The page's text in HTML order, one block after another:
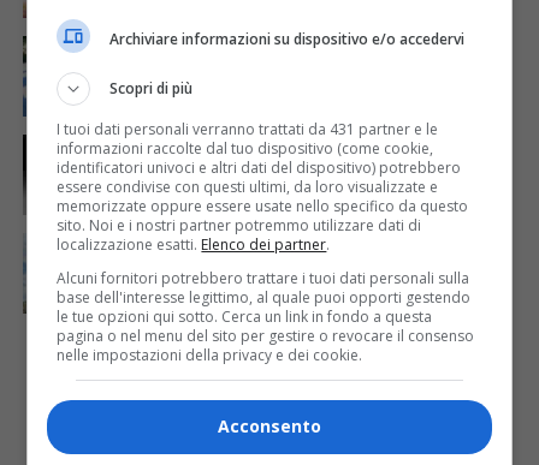
CRONACA & ATTUALITÀ 5 giorni fa
61 saranno assegnati a Trieste
CRONACA & ATTUALITÀ 3 giorni fa
Due terremoti in poche ore scuotono la Croazia: la
scossa più forte sul Quarnero
CRONACA & ATTUALITÀ 5 giorni fa
Padre e due figli bloccati a 2.400 metri sul Monte
Canin: salvati uno alla volta dall’elicottero
Archiviare informazioni su dispositivo e/o accedervi
Scopri di più
I tuoi dati personali verranno trattati da 431 partner e le
informazioni raccolte dal tuo dispositivo (come cookie,
identificatori univoci e altri dati del dispositivo) potrebbero
essere condivise con questi ultimi, da loro visualizzate e
memorizzate oppure essere usate nello specifico da questo
sito. Noi e i nostri partner potremmo utilizzare dati di
localizzazione esatti. Elenco dei partner.
Alcuni fornitori potrebbero trattare i tuoi dati personali sulla
base dell'interesse legittimo, al quale puoi opporti gestendo
le tue opzioni qui sotto. Cerca un link in fondo a questa
pagina o nel menu del sito per gestire o revocare il consenso
nelle impostazioni della privacy e dei cookie.
Acconsento